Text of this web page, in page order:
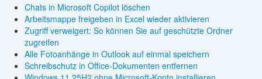
Chats in Microsoft Copilot löschen
Arbeitsmappe freigeben in Excel wieder aktivieren
Zugriff verweigert: So können Sie auf geschützte Ordner
zugreifen
Alle Fotoanhänge in Outlook auf einmal speichern
Schreibschutz in Office-Dokumenten entfernen